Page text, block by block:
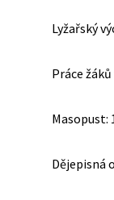
Lyžařský
Práce
Masopust:
Dějepisná